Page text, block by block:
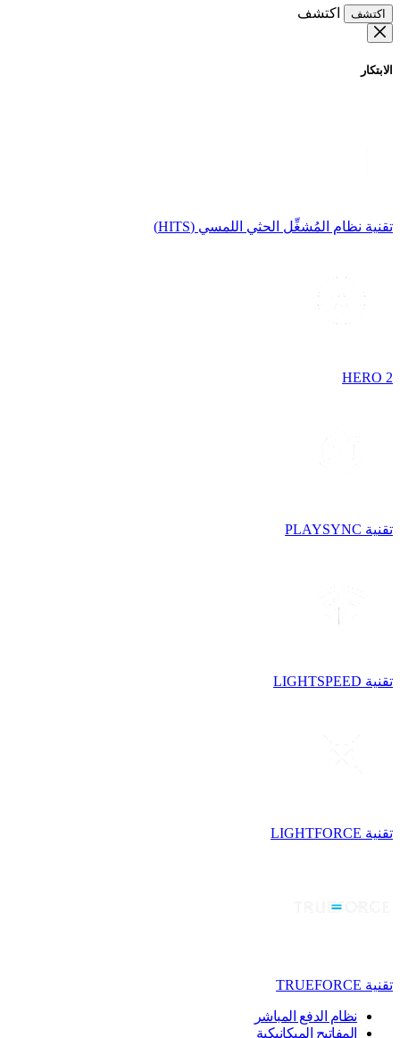
اكتشف اكتشف
الابتكار
تقنية نظام المُشغِّل الحثي اللمسي (HITS)
HERO 2
تقنية PLAYSYNC
تقنية LIGHTSPEED
تقنية LIGHTFORCE
تقنية TRUEFORCE
نظام الدفع المباشر
المفاتيح الميكانيكية